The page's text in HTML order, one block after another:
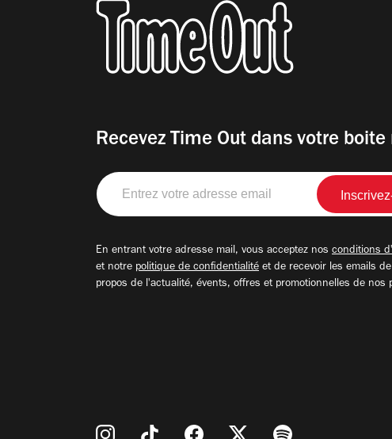
Recevez Time Out dans votre
Entrez
votre
adresse
En entrant votre adresse mail, vous acceptez nos conditions
et notre politique de confidentialité et de recevoir les emails
propos de l'actualité, évents, offres et promotionnelles de nos